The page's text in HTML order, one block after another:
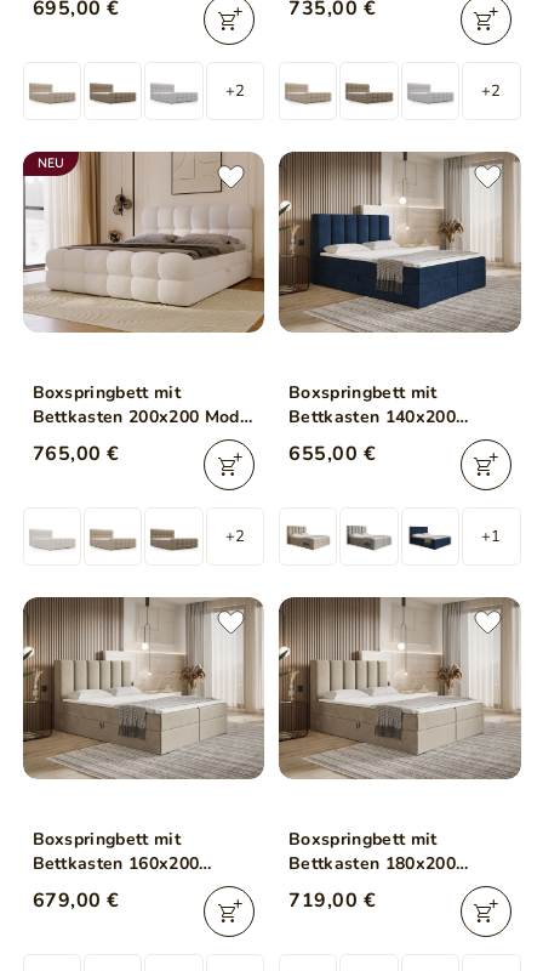
695,00 €
+2
735,00 €
+2
NEU
Boxspringbett mit
Bettkasten 200x200 Modo
Beige
765,00 €
+2
Boxspringbett mit
Bettkasten 140x200
Cascada Dunkelblau
655,00 €
+1
Boxspringbett mit
Bettkasten 160x200
Cascada Beige
679,00 €
Boxspringbett mit
Bettkasten 180x200
Cascada Beige
719,00 €